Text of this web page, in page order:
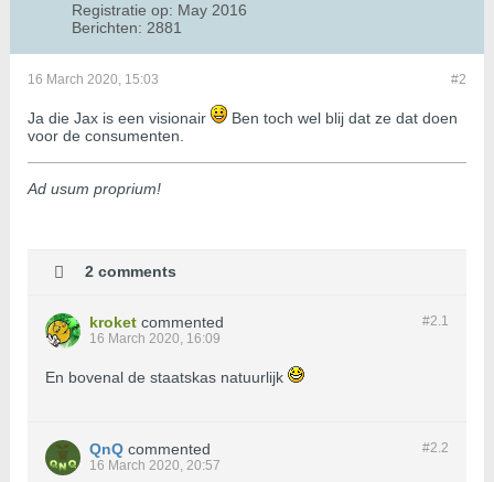
Registratie op: May 2016
Berichten: 2881
#2
16 March 2020, 15:03
Ja die Jax is een visionair
Ben toch wel blij dat ze dat doen
voor de consumenten.
Ad usum proprium!
2 comments
#2.1
kroket commented
16 March 2020, 16:09
En bovenal de staatskas natuurlijk
#2.2
QnQ commented
16 March 2020, 20:57